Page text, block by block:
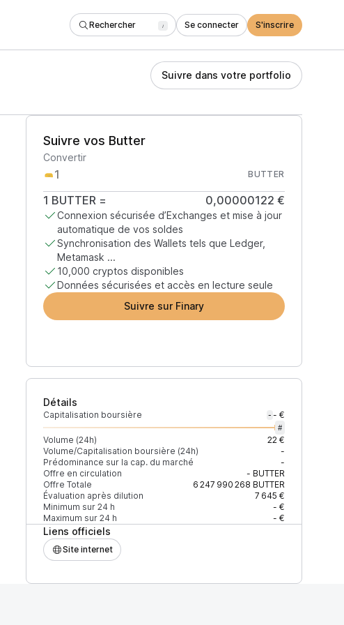
Rechercher / Se connecter S'inscrire
Suivre dans votre portfolio
Suivre vos Butter
Convertir
BUTTER
1 BUTTER= 0,00000122 €
Connexion sécurisée d’Exchanges et mise à jour
automatique de vos soldes
Synchronisation des Wallets tels que Ledger,
Metamask ...
10,000 cryptos disponibles
Données sécurisées et accès en lecture seule
Suivre sur Finary
Détails
Capitalisation boursière - - €
#
Volume (24h)
22 €
Volume/Capitalisation boursière (24h)
-
Prédominance sur la cap. du marché
-
Offre en circulation
- BUTTER
Offre Totale
6 247 990 268 BUTTER
Évaluation après dilution
7 645 €
Minimum sur 24 h
- €
Maximum sur 24 h
- €
Liens officiels
Site internet